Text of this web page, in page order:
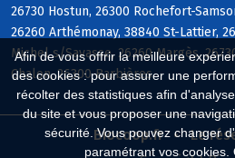
Afin de vous offrir la meilleure
des cookies : pour assurer une
récolter des statistiques afin
du site et vous proposer une
sécurité. Vous pouvez changer
paramétrant vos cookies.
26730 Hostun, 26300 Rochefort-
26260 Arthémonay, 38840 St-Lattier,
Michel s/Savasse, 26260 Margès,
Chalon, 26300 Barbières
Biocoop.fr
Le